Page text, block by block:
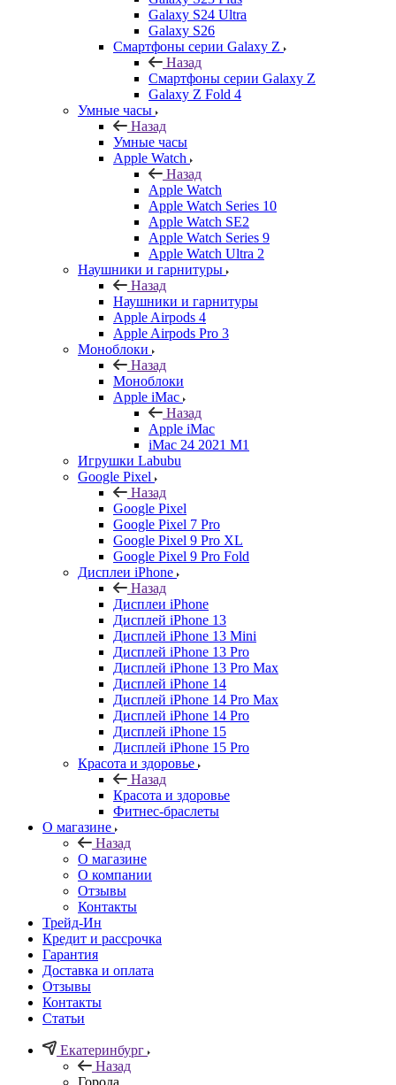
Galaxy S24 Ultra
Galaxy S26
Смартфоны серии Galaxy Z
Назад
Смартфоны серии Galaxy Z
Galaxy Z Fold 4
Умные часы
Назад
Умные часы
Apple Watch
Назад
Apple Watch
Apple Watch Series 10
Apple Watch SE2
Apple Watch Series 9
Apple Watch Ultra 2
Наушники и гарнитуры
Назад
Наушники и гарнитуры
Apple Airpods 4
Apple Airpods Pro 3
Моноблоки
Назад
Моноблоки
Apple iMac
Назад
Apple iMac
iMac 24 2021 M1
Игрушки Labubu
Google Pixel
Назад
Google Pixel
Google Pixel 7 Pro
Google Pixel 9 Pro XL
Google Pixel 9 Pro Fold
Дисплеи iPhone
Назад
Дисплеи iPhone
Дисплей iPhone 13
Дисплей iPhone 13 Mini
Дисплей iPhone 13 Pro
Дисплей iPhone 13 Pro Max
Дисплей iPhone 14
Дисплей iPhone 14 Pro Max
Дисплей iPhone 14 Pro
Дисплей iPhone 15
Дисплей iPhone 15 Pro
Красота и здоровье
Назад
Красота и здоровье
Фитнес-браслеты
О магазине
Назад
О магазине
О компании
Отзывы
Контакты
Трейд-Ин
Кредит и рассрочка
Гарантия
Доставка и оплата
Отзывы
Контакты
Статьи
Екатеринбург
Назад
Города